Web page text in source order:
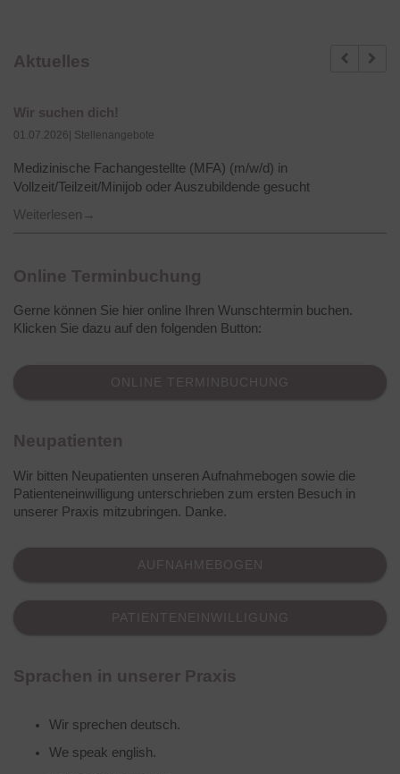
Aktuelles Previous
Wir suchen dich!
01.07.2026| Stellenangebote
Medizinische Fachangestellte (MFA) (m/w/d) in
Vollzeit/Teilzeit/Minijob oder Auszubildende gesucht
Weiterlesen
Online Terminbuchung
Gerne können Sie hier online Ihren Wunschtermin buchen.
Klicken Sie dazu auf den folgenden Button:
ONLINE TERMINBUCHUNG
Neupatienten
Wir bitten Neupatienten unseren Aufnahmebogen sowie die
Patienteneinwilligung unterschrieben zum ersten Besuch in
unserer Praxis mitzubringen. Danke.
AUFNAHMEBOGEN
PATIENTENEINWILLIGUNG
Sprachen in unserer Praxis
Wir sprechen deutsch.
We speak english.